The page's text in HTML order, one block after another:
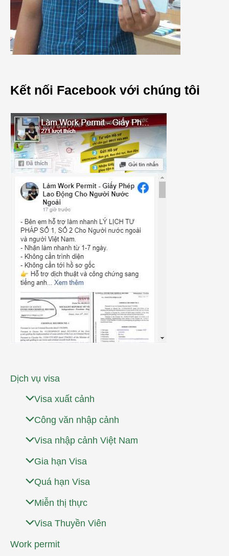
Kết nối Facebook với chúng tôi
Dịch vụ visa
Visa xuất cảnh
Công văn nhập cảnh
Visa nhập cảnh Việt Nam
Gia hạn Visa
Quá hạn Visa
Miễn thị thực
Visa Thuyền Viên
Work permit